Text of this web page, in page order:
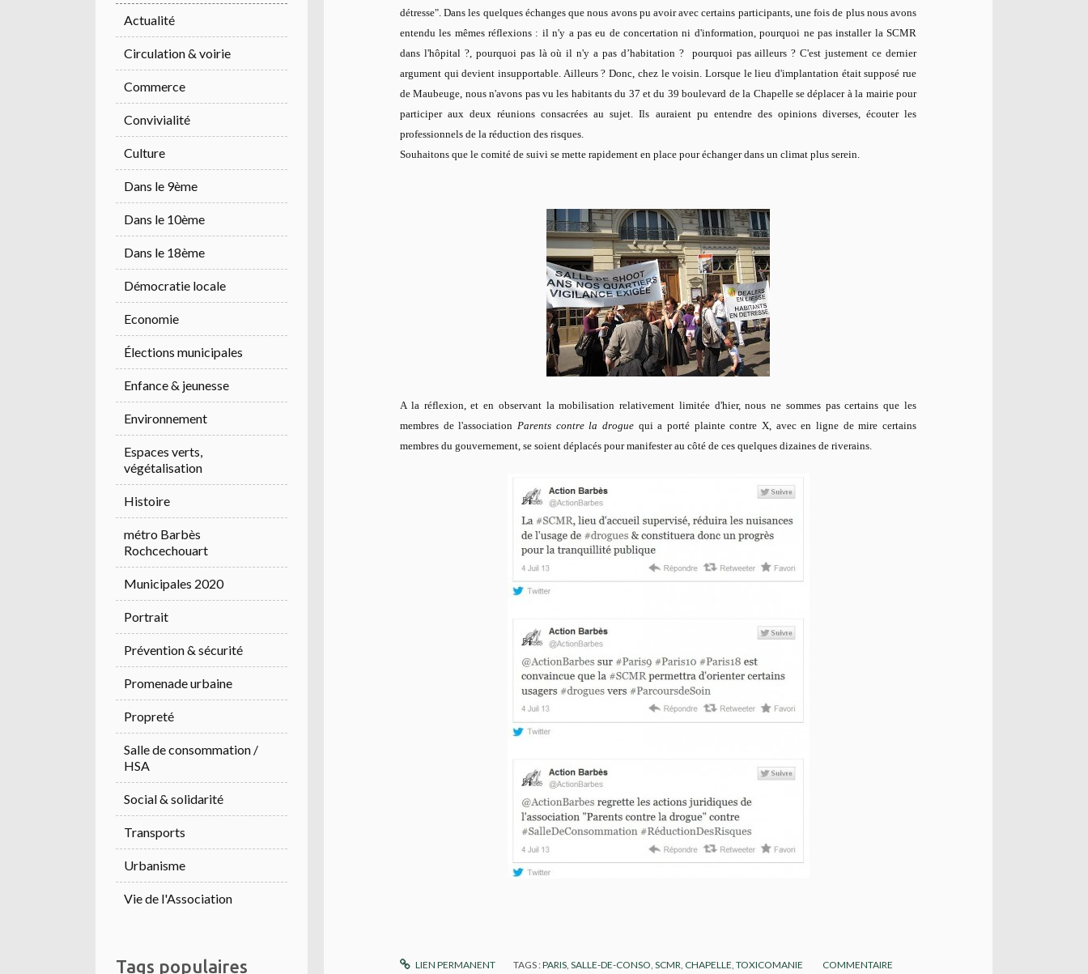
Actualité
Circulation & voirie
Commerce
Convivialité
Culture
Dans le 9ème
Dans le 10ème
Dans le 18ème
Démocratie locale
Economie
Élections municipales
Enfance & jeunesse
Environnement
Espaces verts,
végétalisation
Histoire
métro Barbès
Rochcechouart
Municipales 2020
Portrait
Prévention & sécurité
Promenade urbaine
Propreté
Salle de consommation /
HSA
Social & solidarité
Transports
Urbanisme
Vie de l'Association
Tags populaires
détresse". Dans les quelques échanges que nous avons pu avoir avec certains participants, une fois de plus nous avons
entendu les mêmes réflexions : il n'y a pas eu de concertation ni d'information, pourquoi ne pas installer la SCMR
dans l'hôpital ?, pourquoi pas là où il n'y a pas d’habitation ? pourquoi pas ailleurs ? C'est justement ce dernier
argument qui devient insupportable. Ailleurs ? Donc, chez le voisin. Lorsque le lieu d'implantation était supposé rue
de Maubeuge, nous n'avons pas vu les habitants du 37 et du 39 boulevard de la Chapelle se déplacer à la mairie pour
participer aux deux réunions consacrées au sujet. Ils auraient pu entendre des opinions diverses, écouter les
professionnels de la réduction des risques.
Souhaitons que le comité de suivi se mette rapidement en place pour échanger dans un climat plus serein.
A la réflexion, et en observant la mobilisation relativement limitée d'hier, nous ne sommes pas certains que les
membres de l'association Parents contre la drogue qui a porté plainte contre X, avec en ligne de mire certains
membres du gouvernement, se soient déplacés pour manifester au côté de ces quelques dizaines de riverains.
LIEN PERMANENT TAGS :PARIS,SALLE-DE-CONSO,SCMR, CHAPELLE,TOXICOMANIE COMMENTAIRE